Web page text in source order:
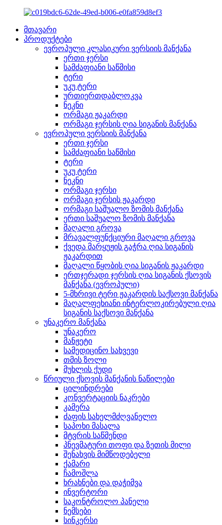
მთავარი
პროდუქტები
ევროპული კლასიკური ვერსიის მანქანა
ერთი ჯერსი
სამძაფიანი საწმისი
ტერი
უკუ ტერი
ურთიერთდაბლოკვა
ნეკნი
ორმაგი ჟაკარდი
ორმაგი ჯერსის ღია სიგანის მანქანა
ევროპული ვერსიის მანქანა
ერთი ჯერსი
სამძაფიანი საწმისი
ტერი
უკუ ტერი
ნეკნი
ორმაგი ჯერსი
ორმაგი ჯერსის ჟაკარდი
ორმაგი საშუალო ზომის მანქანა
ერთი საშუალო ზომის მანქანა
მაღალი გროვა
მრავალფუნქციური მაღალი გროვა
ქვედა მარყუჟის გაჭრა ღია სიგანის
ჟაკარდით
მაღალი წყობის ღია სიგანის ჟაკარდი
ერთჯერადი ჯერსის ღია სიგანის ქსოვის
მანქანა (ევროპული)
5-მხრივი ტერი ჟაკარდის საქსოვი მანქანა
მაღალფეხიანი ინტერლოკირებული ღია
სიგანის საქსოვი მანქანა
უნაკერო მანქანა
უნაკერო
მანჟეტი
სამედიცინო სახვევი
თმის ზოლი
მუხლის ქუდი
წრიული ქსოვის მანქანის ნაწილები
ცილინდრები
კონვერტაციის ნაკრები
კამერა
ძაფის სახელმძღვანელო
საპოხი მასალა
მტვრის საწმენდი
პნევმატური თოფი და ზეთის მილი
შენახვის მიმწოდებელი
ქამარი
ჩამოშლა
ხრახნები და დაჭიმვა
ინვერტორი
საკონტროლო პანელი
ნემსები
სინკერსი